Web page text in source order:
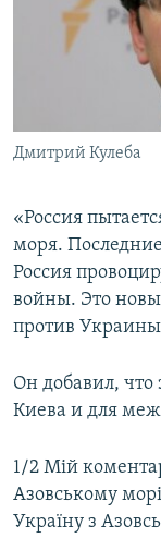
Дмитрий Кулеба
«Россия
моря.
Россия
войны. Это
против
Он добавил, что
Киева и для
1/2 Мій
Азовському
Україну з